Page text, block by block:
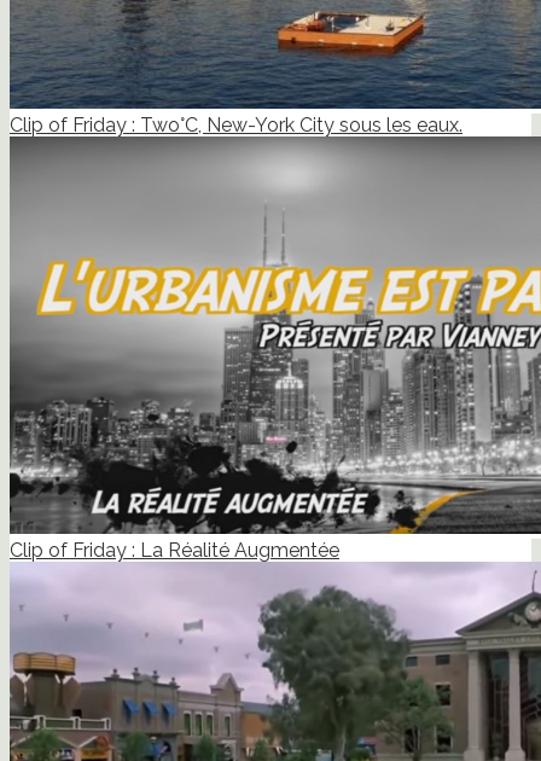
Clip of Friday : Two°C, New-York City sous les eaux.
Clip of Friday : La Réalité Augmentée